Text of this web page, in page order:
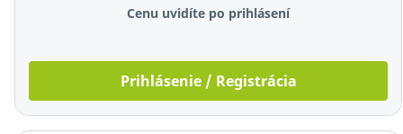
Cenu uvidíte po prihlásení
Prihlásenie / Registrácia